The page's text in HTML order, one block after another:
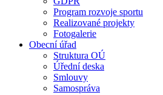
Program rozvoje sportu
Realizované projekty
Fotogalerie
Obecní úřad
Struktura OÚ
Úřední deska
Smlouvy
Samospráva